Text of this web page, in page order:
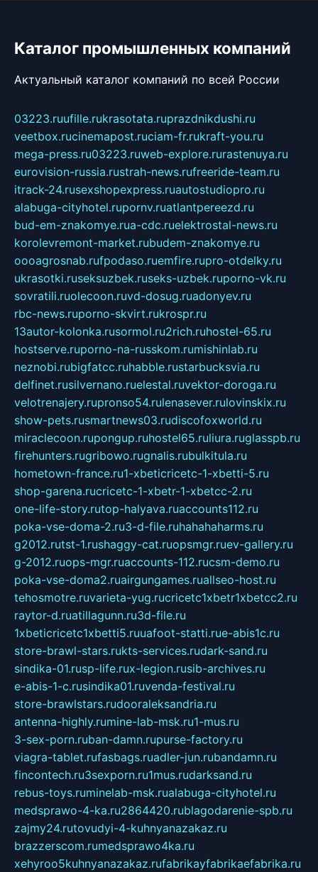
Каталог промышленных компаний
Актуальный каталог компаний по всей России
03223.ruufille.rukrasotata.ruprazdnikdushi.ru
veetbox.rucinemapost.ruciam-fr.rukraft-you.ru
mega-press.ru03223.ruweb-explore.rurastenuya.ru
eurovision-russia.rustrah-news.rufreeride-team.ru
itrack-24.rusexshopexpress.ruautostudiopro.ru
alabuga-cityhotel.rupornv.ruatlantpereezd.ru
bud-em-znakomye.rua-cdc.ruelektrostal-news.ru
korolevremont-market.rubudem-znakomye.ru
oooagrosnab.rufpodaso.ruemfire.rupro-otdelky.ru
ukrasotki.ruseksuzbek.ruseks-uzbek.ruporno-vk.ru
sovratili.ruolecoon.ruvd-dosug.ruadonyev.ru
rbc-news.ruporno-skvirt.rukrospr.ru
13autor-kolonka.rusormol.ru2rich.ruhostel-65.ru
hostserve.ruporno-na-russkom.rumishinlab.ru
neznobi.rubigfatcc.ruhabble.rustarbucksvia.ru
delfinet.rusilvernano.ruelestal.ruvektor-doroga.ru
velotrenajery.rupronso54.rulenasever.rulovinskix.ru
show-pets.rusmartnews03.rudiscofoxworld.ru
miraclecoon.rupongup.ruhostel65.ruliura.ruglasspb.ru
firehunters.rugribowo.rugnalis.rubulkitula.ru
hometown-france.ru1-xbeticricetc-1-xbetti-5.ru
shop-garena.rucricetc-1-xbetr-1-xbetcc-2.ru
one-life-story.rutop-halyava.ruaccounts112.ru
poka-vse-doma-2.ru3-d-file.ruhahahaharms.ru
g2012.rutst-1.rushaggy-cat.ruopsmgr.ruev-gallery.ru
g-2012.ruops-mgr.ruaccounts-112.rucsm-demo.ru
poka-vse-doma2.ruairgungames.ruallseo-host.ru
tehosmotre.ruvarieta-yug.rucricetc1xbetr1xbetcc2.ru
raytor-d.ruatillagunn.ru3d-file.ru
1xbeticricetc1xbetti5.ruuafoot-statti.rue-abis1c.ru
store-brawl-stars.rukts-services.rudark-sand.ru
sindika-01.rusp-life.rux-legion.rusib-archives.ru
e-abis-1-c.rusindika01.ruvenda-festival.ru
store-brawlstars.rudooraleksandria.ru
antenna-highly.rumine-lab-msk.ru1-mus.ru
3-sex-porn.ruban-damn.rupurse-factory.ru
viagra-tablet.rufasbags.ruadler-jun.rubandamn.ru
fincontech.ru3sexporn.ru1mus.rudarksand.ru
rebus-toys.ruminelab-msk.rualabuga-cityhotel.ru
medsprawo-4-ka.ru2864420.rublagodarenie-spb.ru
zajmy24.rutovudyi-4-kuhnyanazakaz.ru
brazzerscom.rumedsprawo4ka.ru
xehyroo5kuhnyanazakaz.rufabrikayfabrikaefabrika.ru